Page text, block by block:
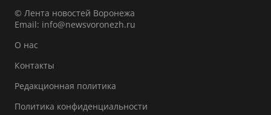
© Лента новостей Воронежа
Email: info@newsvoronezh.ru
О нас
Контакты
Редакционная политика
Политика конфиденциальности